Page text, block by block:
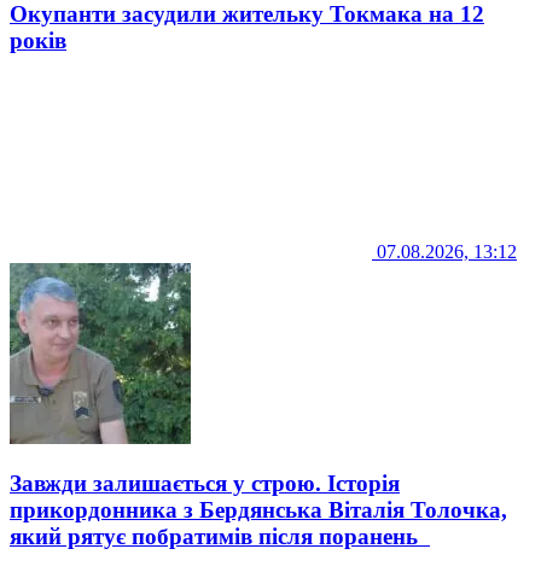
Окупанти засудили жительку Токмака на 12
років
07.08.2026, 13:12
Завжди залишається у строю. Історія
прикордонника з Бердянська Віталія Толочка,
який рятує побратимів після поранень